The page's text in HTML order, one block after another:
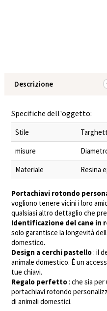
Descrizione
Specifiche dell'oggetto:
Stile
misure
Materiale
Resina
Portachiavi rotondo
vogliono tenere vicini i loro
qualsiasi altro dettaglio che
Identificazione del cane in
solo garantisce la longevità
domestico.
Design a cerchi pastello: il
animale domestico. È un
tue chiavi.
Regalo perfetto: che sia
portachiavi rotondo
di animali domestici.